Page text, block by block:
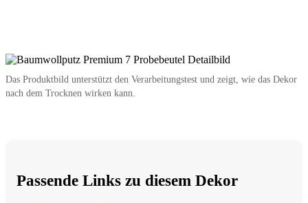
Das Produktbild unterstützt den Verarbeitungstest und zeigt, wie das Dekor
nach dem Trocknen wirken kann.
Passende Links zu diesem Dekor